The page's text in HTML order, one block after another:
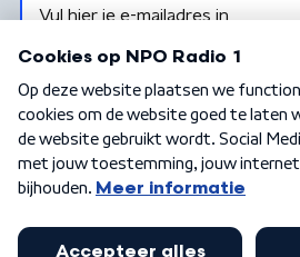
Algemene voorwaarden